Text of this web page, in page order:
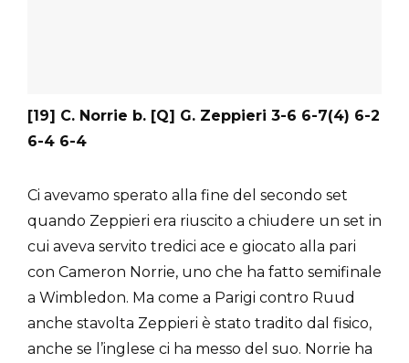
[19] C. Norrie b. [Q] G. Zeppieri 3-6 6-7(4) 6-2
6-4 6-4
Ci avevamo sperato alla fine del secondo set
quando Zeppieri era riuscito a chiudere un set in
cui aveva servito tredici ace e giocato alla pari
con Cameron Norrie, uno che ha fatto semifinale
a Wimbledon. Ma come a Parigi contro Ruud
anche stavolta Zeppieri è stato tradito dal fisico,
anche se l’inglese ci ha messo del suo. Norrie ha